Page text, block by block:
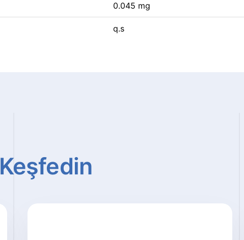
0.045 mg
q.s
Keşfedin
Detay